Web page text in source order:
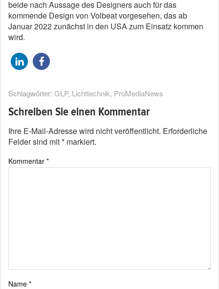
beide nach Aussage des Designers auch für das
kommende Design von Volbeat vorgesehen, das ab
Januar 2022 zunächst in den USA zum Einsatz kommen
wird.
Schlagwörter: GLP, Lichttechnik, ProMediaNews
Schreiben Sie einen Kommentar
Ihre E-Mail-Adresse wird nicht veröffentlicht. Erforderliche
Felder sind mit* markiert.
Kommentar *
Name *